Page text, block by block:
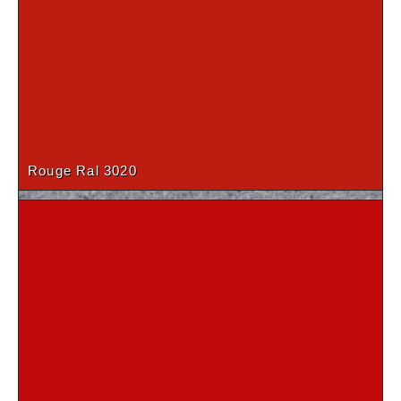
Rouge Ral 3020